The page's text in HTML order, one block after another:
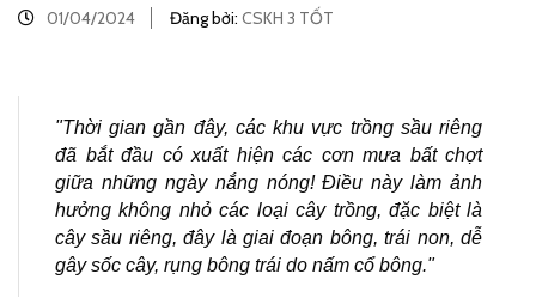
01/04/2024 Đăng bởi: CSKH 3 TỐT
"Thời gian gần đây, các khu vực trồng sầu riêng
đã bắt đầu có xuất hiện các cơn mưa bất chợt
giữa những ngày nắng nóng! Điều này làm ảnh
hưởng không nhỏ các loại cây trồng, đặc biệt là
cây sầu riêng, đây là giai đoạn bông, trái non, dễ
gây sốc cây, rụng bông trái do nấm cổ bông."